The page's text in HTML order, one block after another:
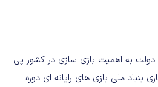
دولت به اهمیت بازی سازی در کشور پی
بنیاد ملی بازی های رایانه ای دوره